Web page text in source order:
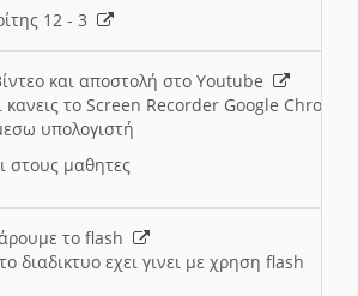
12 - 3
και αποστολή στο Youtube
κανεις το Screen Recorder Google Chrome
υπολογιστή
στους μαθητες
το flash
διαδικτυο εχει γινει με χρηση flash